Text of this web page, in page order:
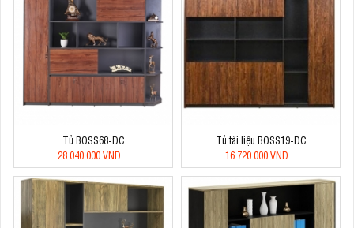
Tủ BOSS68-DC
28.040.000 VNĐ
Tủ tài liệu BOSS19-DC
16.720.000 VNĐ